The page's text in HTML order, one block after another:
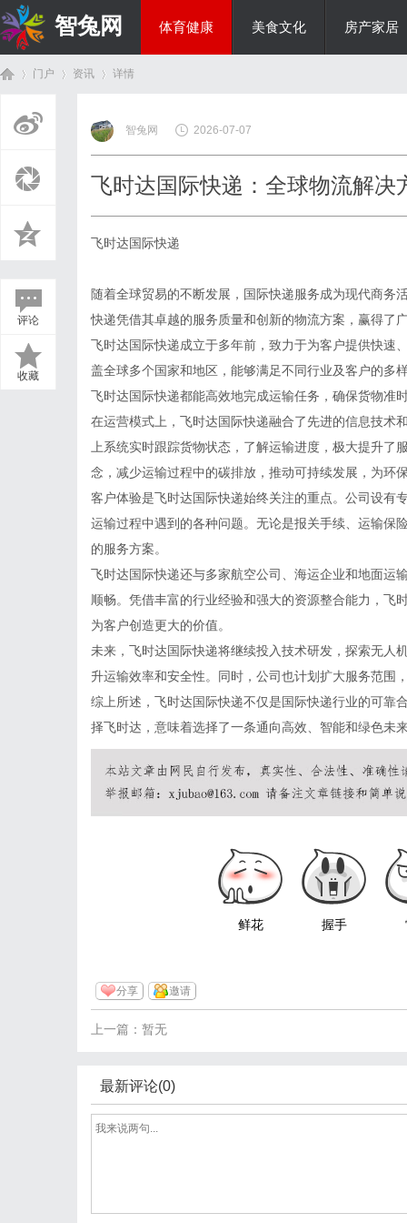
智兔网 体育健康 美食文化 房产家居
门户 资讯
›
详情
评论
收藏
智兔网 2026-07-07
飞时达国际快递：全球物流解决
飞时达国际快递
随着全球贸易的不断发展，国际快递服务成为现代商务
快递凭借其卓越的服务质量和创新的物流方案，赢得了
飞时达国际快递成立于多年前，致力于为客户提供快速
盖全球多个国家和地区，能够满足不同行业及客户的多
飞时达国际快递都能高效地完成运输任务，确保货物准
在运营模式上，飞时达国际快递融合了先进的信息技术
上系统实时跟踪货物状态，了解运输进度，极大提升
念，减少运输过程中的碳排放，推动可持续发展，为环
客户体验是飞时达国际快递始终关注的重点。公司设有
运输过程中遇到的各种问题。无论是报关手续、运输保
的服务方案。
飞时达国际快递还与多家航空公司、海运企业和地面运
顺畅。凭借丰富的行业经验和强大的资源整合能力，飞
为客户创造更大的价值。
未来，飞时达国际快递将继续投入技术研发，探索无人
升运输效率和安全性。同时，公司也计划扩大服务范围
综上所述，飞时达国际快递不仅是国际快递行业的可靠
择飞时达，意味着选择了一条通向高效、智能和绿色未
鲜花 握手
分享 邀请
上一篇：暂无
最新评论(0)